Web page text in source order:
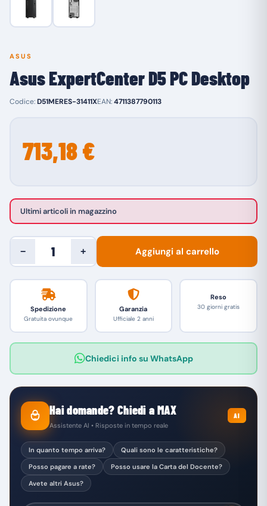
ASUS
Asus ExpertCenter D5 PC Desktop
Codice:D51MERES-31411XEAN:4711387790113
713,18 €
Ultimi articoli in magazzino
− + Aggiungi al carrello
Spedizione
Gratuita ovunque
Garanzia
Ufficiale 2 anni
Reso
30 giorni gratis
Chiedici info su WhatsApp
Hai domande? Chiedi a MAX
Assistente AI • Risposte in tempo reale
AI
In quanto tempo arriva?
Quali sono le caratteristiche?
Posso pagare a rate?
Posso usare la Carta del Docente?
Avete altri Asus?